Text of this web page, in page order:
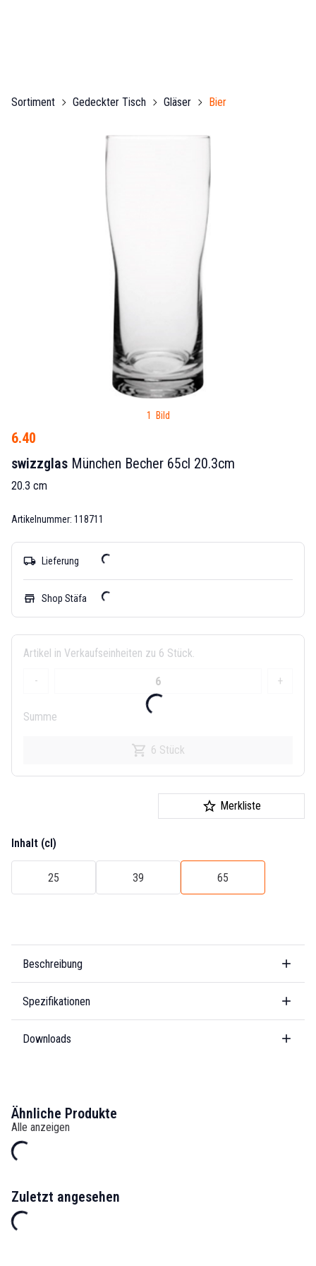
Sortiment Gedeckter Tisch Gläser Bier
1 Bild
6.40
swizzglas München Becher 65cl 20.3cm
20.3 cm
Artikelnummer: 118711
local_shipping Lieferung
store Shop Stäfa
Artikel in Verkaufseinheiten zu 6 Stück.
- +
Summe
6 Stück
Merkliste
Inhalt (cl)
25 39 65
Beschreibung
Spezifikationen
Downloads
Ähnliche Produkte
Alle anzeigen
Zuletzt angesehen